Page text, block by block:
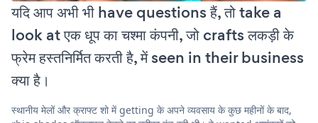
यदि आप अभी भी have questions हैं, तो take a
look at एक धूप का चश्मा कंपनी, जो crafts लकड़ी के
फ्रेम हस्तनिर्मित करती है, में seen in their business
क्या है।
स्थानीय मेलों और क्राफ्ट शो में getting के अपने व्यवसाय के कुछ महीनों के बाद,